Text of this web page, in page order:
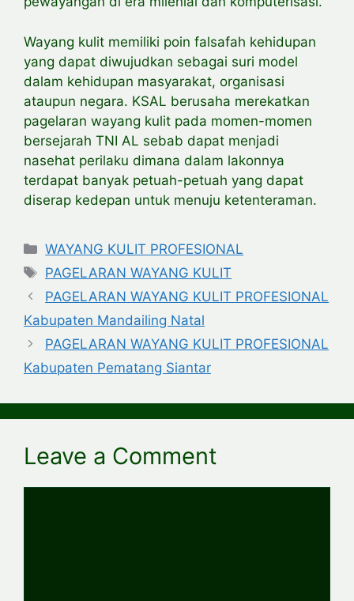
Wayang kulit memiliki poin falsafah kehidupan
yang dapat diwujudkan sebagai suri model
dalam kehidupan masyarakat, organisasi
ataupun negara. KSAL berusaha merekatkan
pagelaran wayang kulit pada momen-momen
bersejarah TNI AL sebab dapat menjadi
nasehat perilaku dimana dalam lakonnya
terdapat banyak petuah-petuah yang dapat
diserap kedepan untuk menuju ketenteraman.
Categories
WAYANG KULIT PROFESIONAL
Tags
PAGELARAN WAYANG KULIT
PAGELARAN WAYANG KULIT PROFESIONAL
Kabupaten Mandailing Natal
PAGELARAN WAYANG KULIT PROFESIONAL
Kabupaten Pematang Siantar
Leave a Comment